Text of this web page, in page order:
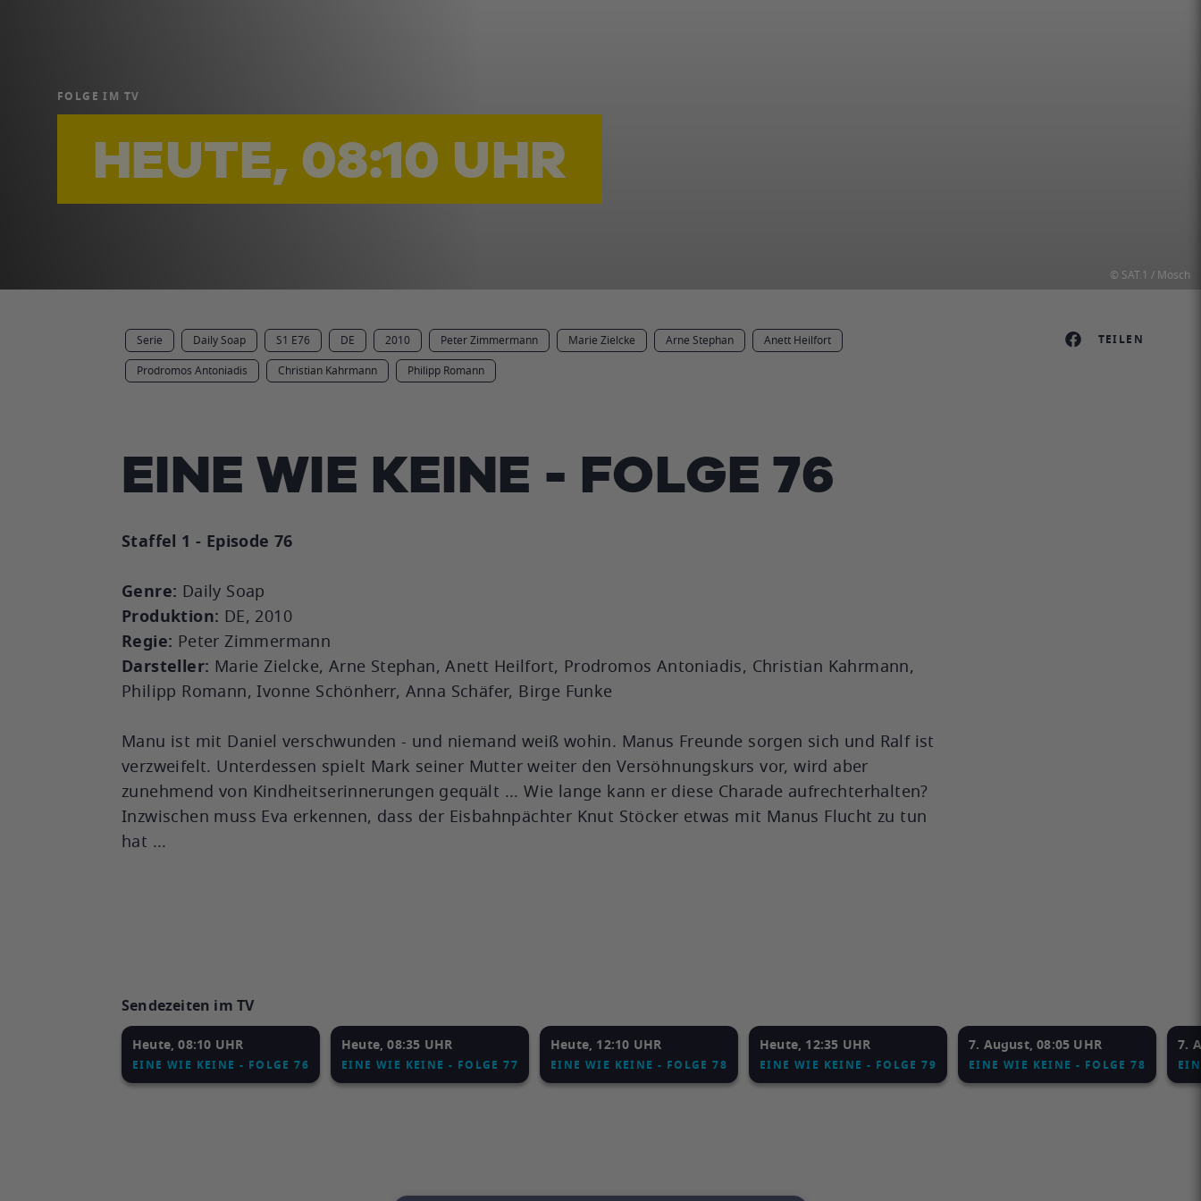
© SAT.1 / Mosch
FOLGE IM TV
HEUTE, 08:10 UHR
TEILEN
Serie Daily Soap S1 E76 DE 2010 Peter Zimmermann Marie Zielcke Arne Stephan
Anett Heilfort
Prodromos Antoniadis
Christian Kahrmann Philipp Romann
EINE WIE KEINE - FOLGE 76
Staffel 1 - Episode 76
Genre: Daily Soap
Produktion: DE, 2010
Regie: Peter Zimmermann
Darsteller: Marie Zielcke, Arne Stephan, Anett Heilfort, Prodromos Antoniadis, Christian Kahrmann,
Philipp Romann, Ivonne Schönherr, Anna Schäfer, Birge Funke
Manu ist mit Daniel verschwunden - und niemand weiß wohin. Manus Freunde sorgen sich und Ralf ist
verzweifelt. Unterdessen spielt Mark seiner Mutter weiter den Versöhnungskurs vor, wird aber
zunehmend von Kindheitserinnerungen gequält ... Wie lange kann er diese Charade aufrechterhalten?
Inzwischen muss Eva erkennen, dass der Eisbahnpächter Knut Stöcker etwas mit Manus Flucht zu tun
hat ...
Sendezeiten im TV
Heute, 08:10 UHR
EINE WIE KEINE - FOLGE 76
Heute, 08:35 UHR
EINE WIE KEINE - FOLGE 77
Heute, 12:10 UHR
EINE WIE KEINE - FOLGE 78
Heute, 12:35 UHR
EINE WIE KEINE - FOLGE 79
7. August, 08:05 UHR
EINE WIE KEINE - FOLGE 78
7.